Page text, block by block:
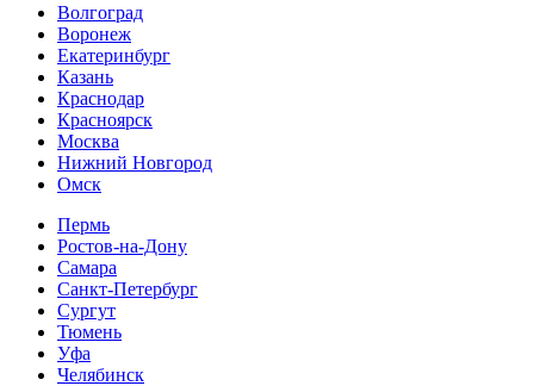
Волгоград
Воронеж
Екатеринбург
Казань
Краснодар
Красноярск
Москва
Нижний Новгород
Омск
Пермь
Ростов-на-Дону
Самара
Санкт-Петербург
Сургут
Тюмень
Уфа
Челябинск